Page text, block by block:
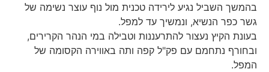
בהמשך השביל נגיע לירידה טכנית מול נוף עוצר נשימה של
גשר כפר הנשיא, ונמשיך עד למפל.
בעונת הקיץ נעצור להתרעננות וטבילה במי הנהר הקרירים,
ובחורף נתחמם עם פק"ל קפה ותה באווירה הקסומה של
המפל.